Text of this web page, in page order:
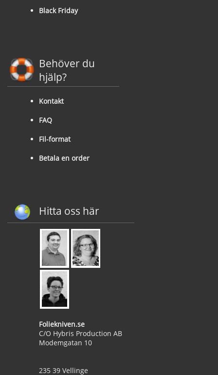
Black Friday
Behöver du
hjälp?
Kontakt
FAQ
Fil-format
Betala en order
Hitta oss här
Foliekniven.se
C/O Hybris Production AB
Modemgatan 10
235 39 Vellinge